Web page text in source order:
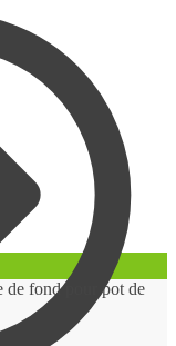
de fond pour pot de